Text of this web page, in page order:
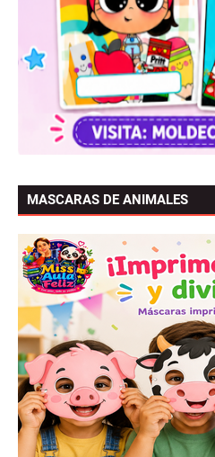
MASCARAS DE ANIMALES